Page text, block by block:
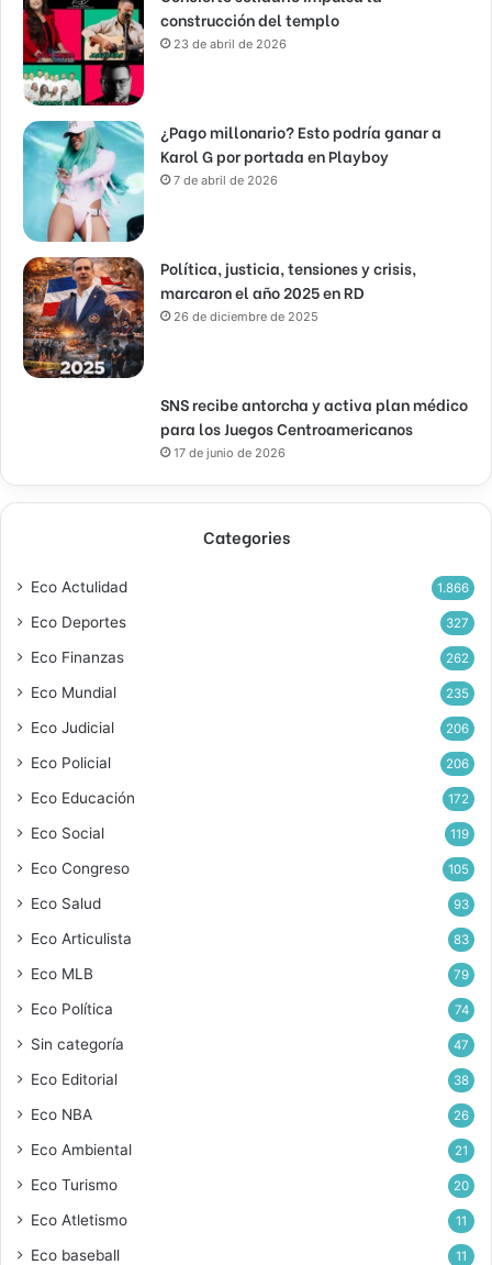
construcción del templo
23 de abril de 2026
¿Pago millonario? Esto podría ganar a
Karol G por portada en Playboy
7 de abril de 2026
Política, justicia, tensiones y crisis,
marcaron el año 2025 en RD
26 de diciembre de 2025
SNS recibe antorcha y activa plan médico
para los Juegos Centroamericanos
17 de junio de 2026
Categories
Eco Actulidad 1.866
Eco Deportes 327
Eco Finanzas 262
Eco Mundial 235
Eco Judicial 206
Eco Policial 206
Eco Educación 172
Eco Social 119
Eco Congreso 105
Eco Salud 93
Eco Articulista 83
Eco MLB 79
Eco Política 74
Sin categoría 47
Eco Editorial 38
Eco NBA 26
Eco Ambiental 21
Eco Turismo 20
Eco Atletismo 11
Eco baseball 11